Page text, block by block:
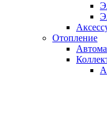
Отопление